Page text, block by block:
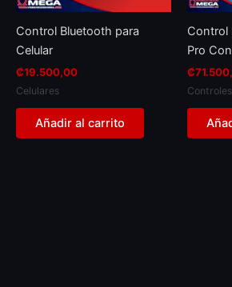
Control Bluetooth para
Celular
₡19.500,00
Celulares
Añadir al carrito
Control
Pro
₡